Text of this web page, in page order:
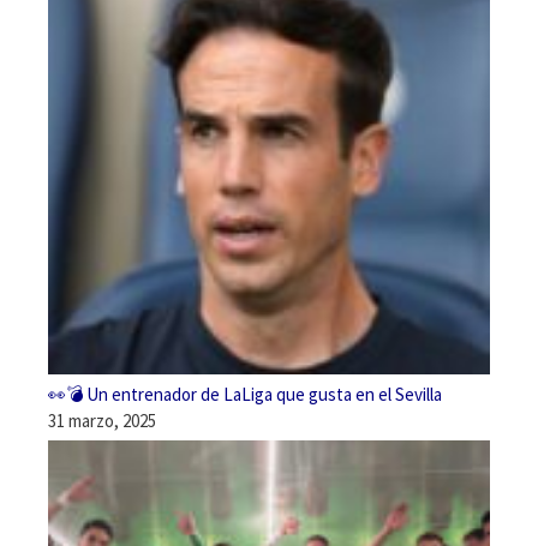
👀💣 Un entrenador de LaLiga que gusta en el Sevilla
31 marzo, 2025